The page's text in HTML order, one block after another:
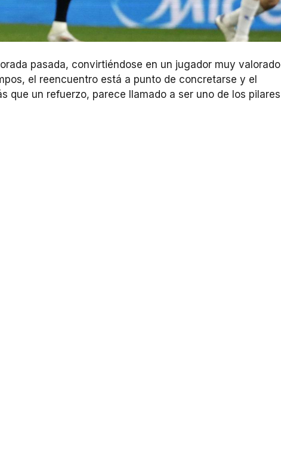
pasada, convirtiéndose en un jugador muy valorado
el reencuentro está a punto de concretarse y el
que un refuerzo, parece llamado a ser uno de los pilares